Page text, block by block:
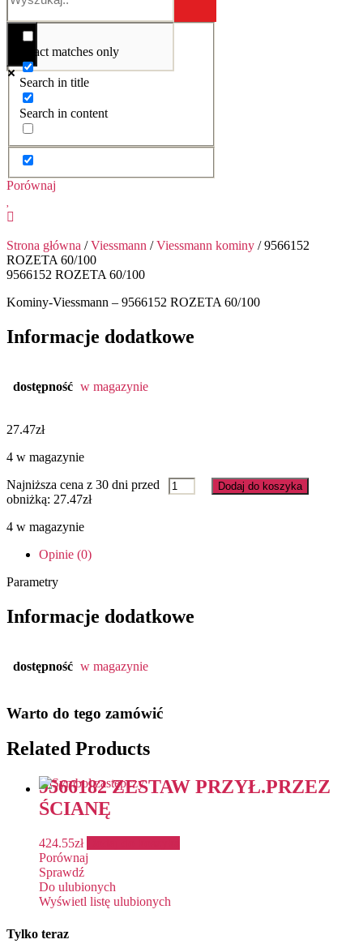
Exact matches only
Search in title
Search in content
Porównaj
Strona główna /Viessmann /Viessmann kominy / 9566152
ROZETA 60/100
9566152 ROZETA 60/100
Kominy-Viessmann – 9566152 ROZETA 60/100
Informacje dodatkowe
dostępność w magazynie
27.47zł
4 w magazynie
Najniższa cena z 30 dni przed
obniżką: 27.47zł
ilość
9566152
Dodaj do koszyka
4 w magazynie
Opinie (0)
Parametry
Informacje dodatkowe
dostępność w magazynie
Warto do tego zamówić
Related Products
9566182 ZESTAW PRZYŁ.PRZEZ
ŚCIANĘ
424.55zł
Porównaj
Sprawdź
Do ulubionych
Wyświetl listę ulubionych
Tylko teraz